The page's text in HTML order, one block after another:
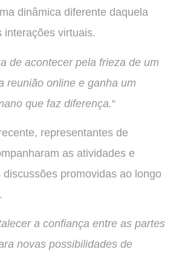
dinâmica diferente daquela
interações virtuais.
de acontecer pela frieza de um
reunião online e ganha um
que faz diferença.“
representantes de
as atividades e
promovidas ao longo
a confiança entre as partes
novas possibilidades de